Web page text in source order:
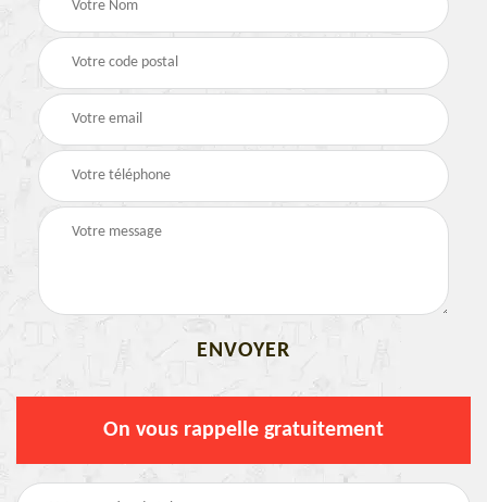
On vous rappelle gratuitement